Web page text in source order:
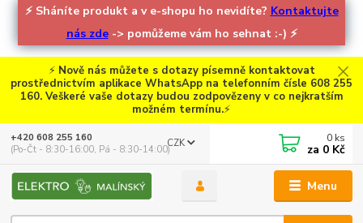
⚡ Sháníte produkt a v e-shopu ho nevidíte? Kontaktujte
nás zde-> pomůžeme vám ho sehnat :-) ⚡
⚡ Nově nás můžete s dotazy písemně kontaktovat
prostřednictvím aplikace WhatsApp na telefonním čísle 608 255
160. Veškeré vaše dotazy budou zodpovězeny v co nejkratším
možném termínu.⚡
Menu
CZK
+420 608 255 160
(Po-Čt - 8:30-16:00, Pá - 8:30-14:00)
0 ks
za 0 Kč